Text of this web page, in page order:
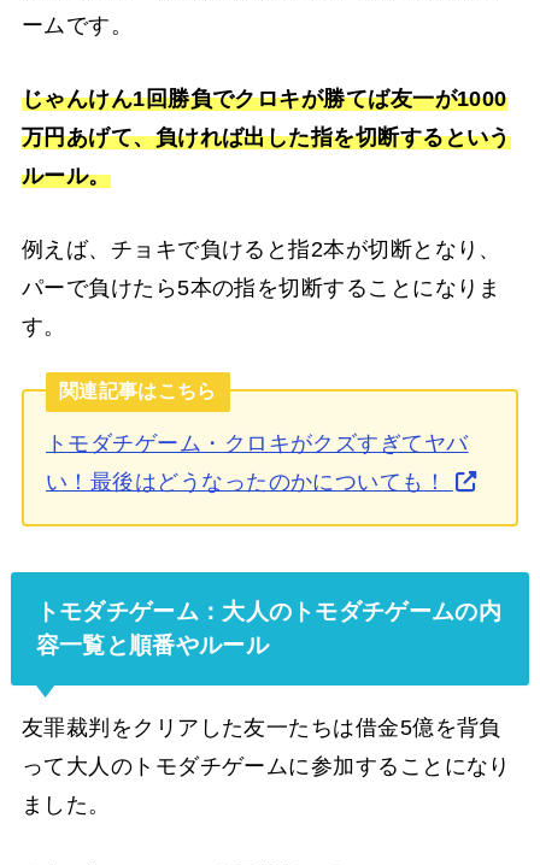
ームです。
じゃんけん1回勝負でクロキが勝てば友一が1000
万円あげて、負ければ出した指を切断するという
ルール。
例えば、チョキで負けると指2本が切断となり、
パーで負けたら5本の指を切断することになりま
す。
関連記事はこちら
トモダチゲーム・クロキがクズすぎてヤバ
い！最後はどうなったのかについても！
トモダチゲーム：大人のトモダチゲームの内
容一覧と順番やルール
友罪裁判をクリアした友一たちは借金5億を背負
って大人のトモダチゲームに参加することになり
ました。